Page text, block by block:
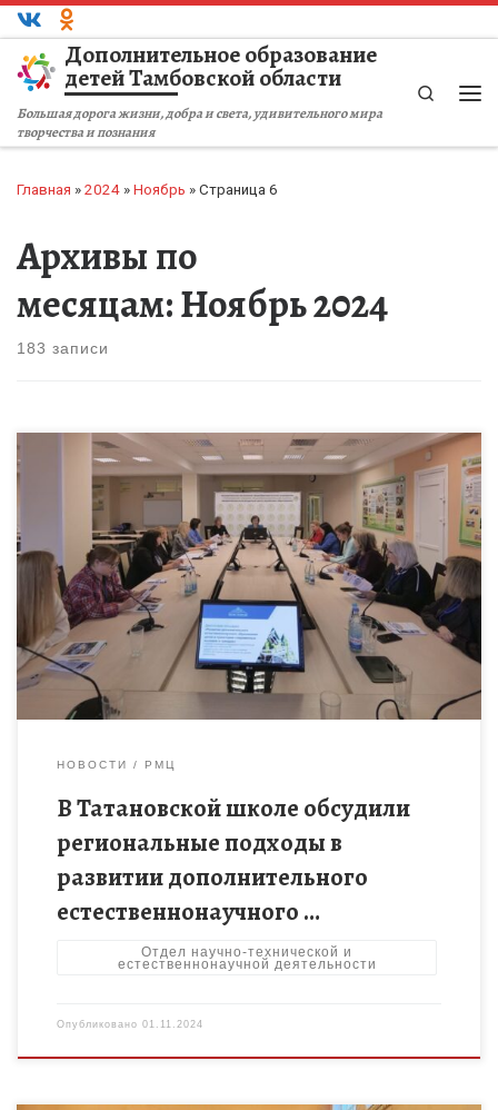
Перейти к содержимому
Дополнительное образование
детей Тамбовской области
Большая дорога жизни, добра и света, удивительного мира
творчества и познания
Search
Главная » 2024 » Ноябрь » Страница 6
Архивы по
месяцам:Ноябрь 2024
183 записи
Диалоговая площадка «Развитие дополнительного
естественнонаучного образования детей в траектории
современных вызовов и трендов» состоялась 31 октября
2024 года в рамках стажировки руководящих и
педагогических работников […]
НОВОСТИ РМЦ
В Татановской школе обсудили
региональные подходы в
развитии дополнительного
естественнонаучного …
Отдел научно-технической и
естественнонаучной деятельности
Опубликовано 01.11.2024